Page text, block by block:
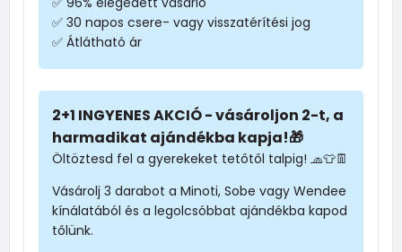
✅ 30 napos csere- vagy visszatérítési jog
✅ Átlátható ár
2+1 INGYENES AKCIÓ - vásároljon 2-t, a
harmadikat ajándékba kapja!🎁
Öltöztesd fel a gyerekeket tetőtől talpig! 🧢👕👖
Vásárolj 3 darabot a Minoti, Sobe vagy Wendee
kínálatából és a legolcsóbbat ajándékba kapod
tőlünk.